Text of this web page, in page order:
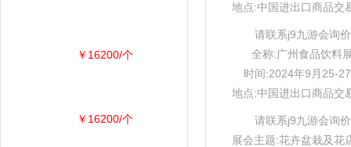
地点:中国进出口商品交
请联系j9九游会询价
全称:广州食品饮料
时间:2024年9月25-
地点:中国进出口商品交
请联系j9九游会询价
展会主题:花卉盆栽及花
￥16200/个
￥16200/个